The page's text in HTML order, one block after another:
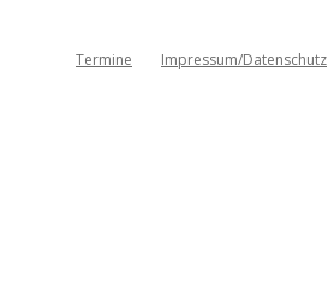
Termine Impressum/Datenschutz